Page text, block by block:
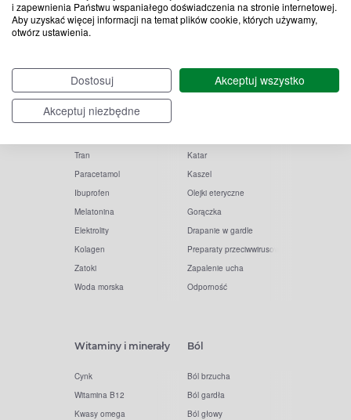
i zapewnienia Państwu wspaniałego doświadczenia na stronie internetowej.
Aby uzyskać więcej informacji na temat plików cookie, których używamy,
otwórz ustawienia.
Dostosuj
Akceptuj wszystko
Akceptuj niezbędne
Popularne zapytania
Witamina D
Witamina C
Tran
Paracetamol
Ibuprofen
Melatonina
Elektrolity
Kolagen
Zatoki
Woda morska
Przeziębienie i grypa
Katar
Kaszel
Olejki eteryczne
Gorączka
Drapanie w gardle
Preparaty przeciwwirusowe
Zapalenie ucha
Odporność
Witaminy i minerały
Cynk
Witamina B12
Kwasy omega
Ból
Ból brzucha
Ból gardła
Ból głowy